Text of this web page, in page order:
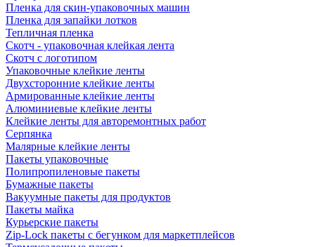
Пленка для скин-упаковочных машин
Пленка для запайки лотков
Тепличная пленка
Скотч - упаковочная клейкая лента
Скотч с логотипом
Упаковочные клейкие ленты
Двухсторонние клейкие ленты
Армированные клейкие ленты
Алюминиевые клейкие ленты
Клейкие ленты для авторемонтных работ
Серпянка
Малярные клейкие ленты
Пакеты упаковочные
Полипропиленовые пакеты
Бумажные пакеты
Вакуумные пакеты для продуктов
Пакеты майка
Курьерские пакеты
Zip-Lock пакеты с бегунком для маркетплейсов